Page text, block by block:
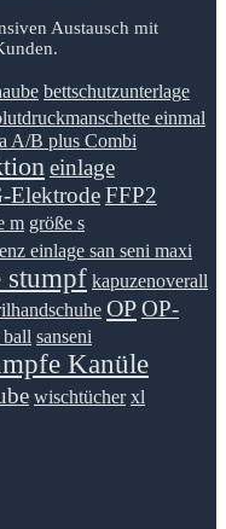
Austausch mit
bettschutzunterlage
einmal
A/B plus Combi
einlage
ElektrodeFFP2
m größe s
einlage san seni maxi
stumpf kapuzenoverall
OPOP-
ball sanseni
Kanüle
wischtücher xl